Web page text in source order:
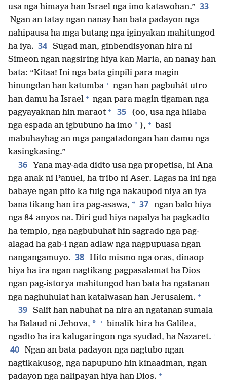
usa nga himaya han Israel nga imo katawohan.” 33
Ngan an tatay ngan nanay han bata padayon nga
nahipausa ha mga butang nga iginyakan mahitungod
ha iya. 34 Sugad man, ginbendisyonan hira ni
Simeon ngan nagsiring hiya kan Maria, an nanay han
bata: “Kitaa! Ini nga bata ginpili para magin
hinungdan han katumba + ngan han pagbuhát utro
han damu ha Israel + ngan para magin tigaman nga
pagyayaknan hin maraot + 35
(oo, usa nga hilaba
nga espada an igbubuno ha imo * ), + basi
mabuhayhag an mga pangatadongan han damu nga
kasingkasing.”
36
Yana may-ada didto usa nga propetisa, hi Ana
nga anak ni Panuel, ha tribo ni Aser. Lagas na ini nga
babaye ngan pito ka tuig nga nakaupod niya an iya
bana tikang han ira pag-asawa, * 37 ngan balo hiya
nga 84 anyos na. Diri gud hiya napalya ha pagkadto
ha templo, nga nagbubuhat hin sagrado nga pag-
alagad ha gab-i ngan adlaw nga nagpupuasa ngan
nangangamuyo. 38 Hito mismo nga oras, dinaop
hiya ha ira ngan nagtikang pagpasalamat ha Dios
ngan pag-istorya mahitungod han bata ha ngatanan
nga naghuhulat han katalwasan han Jerusalem. +
39 Salit han nabuhat na nira an ngatanan sumala
ha Balaud ni Jehova, * + binalik hira ha Galilea,
ngadto ha ira kalugaringon nga syudad, ha Nazaret. +
40 Ngan an bata padayon nga nagtubo ngan
nagtikakusog, nga napupuno hin kinaadman, ngan
padayon nga nalipayan hiya han Dios. +